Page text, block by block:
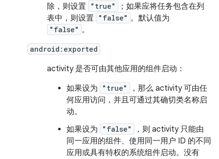
除，则设置 "true" ； 如果应将任务包含在列
表中，则设置 "false" 。 默认值为
"false" 。
android:exported
activity 是否可由其他应用的组件启动：
如果设为
"true"
，那么 activity 可由任
何应用访问，并且可通过其确切类名称启
动。
如果设为
"false"
，则 activity 只能由
同一应用的组件、使用同一用户 ID 的不同
应用或具有特权的系统组件启动。没有